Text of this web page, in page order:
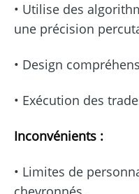
• Utilise des
une précision
• Design
• Exécution des
Inconvénients :
• Limites de